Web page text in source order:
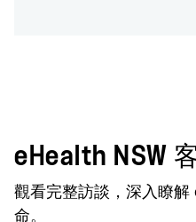
eHealth NSW
觀看完整訪談，深入瞭
命。